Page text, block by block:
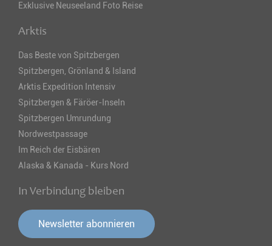
Exklusive Neuseeland Foto Reise
Arktis
Das Beste von Spitzbergen
Spitzbergen, Grönland & Island
Arktis Expedition Intensiv
Spitzbergen & Färöer-Inseln
Spitzbergen Umrundung
Nordwestpassage
Im Reich der Eisbären
Alaska & Kanada - Kurs Nord
In Verbindung bleiben
Newsletter abonnieren